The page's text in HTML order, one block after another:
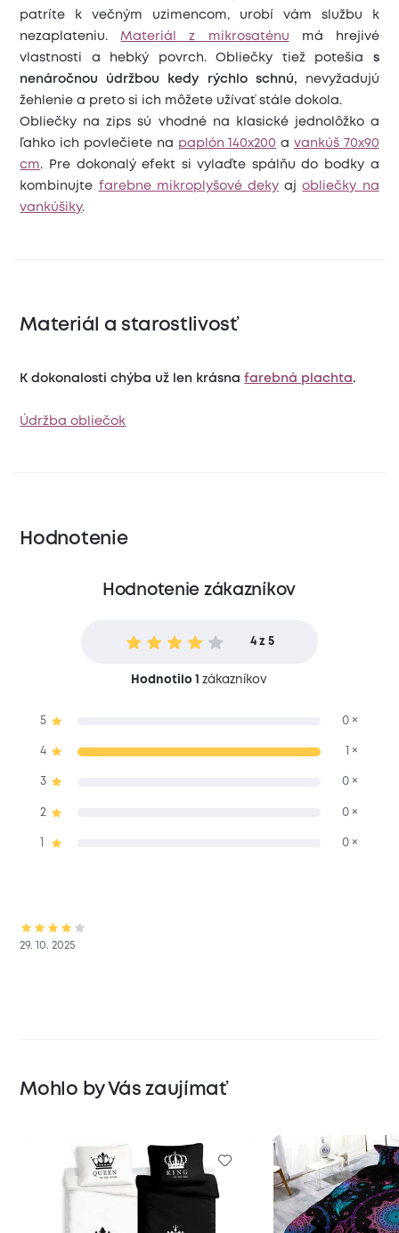
patríte k večným uzimencom, urobí vám službu k
nezaplateniu. Materiál z mikrosaténu
má hrejivé
vlastnosti a hebký povrch. Obliečky tiež potešia s
nenáročnou údržbou kedy rýchlo schnú, nevyžadujú
žehlenie a preto si ich môžete užívať stále dokola.
Obliečky na zips sú vhodné na klasické jednolôžko a
ľahko ich povlečiete na
paplón 140x200 a vankúš 70x90
cm. Pre dokonalý efekt si vylaďte spálňu do bodky a
kombinujte farebne mikroplyšové deky ajobliečky na
vankúšiky.
Materiál a starostlivosť
K dokonalosti chýba už len krásnafarebná plachta.
Údržba obliečok
Hodnotenie
Hodnotenie zákazníkov
4 z 5
Hodnotilo 1 zákazníkov
5 0 ×
4 1 ×
3 0 ×
2 0 ×
0 ×
29. 10. 2025
Mohlo by Vás zaujímať